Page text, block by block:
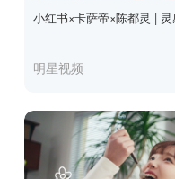
小红书×卡萨帝×陈都灵 |
明星视频